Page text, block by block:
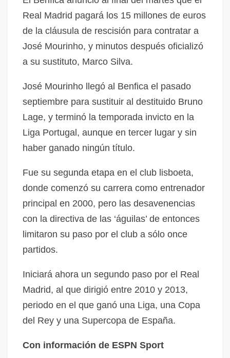
Real Madrid pagará los 15 millones de euros
de la cláusula de rescisión para contratar a
José Mourinho, y minutos después oficializó
a su sustituto, Marco Silva.
José Mourinho llegó al Benfica el pasado
septiembre para sustituir al destituido Bruno
Lage, y terminó la temporada invicto en la
Liga Portugal, aunque en tercer lugar y sin
haber ganado ningún título.
Fue su segunda etapa en el club lisboeta,
donde comenzó su carrera como entrenador
principal en 2000, pero las desavenencias
con la directiva de las ‘águilas’ de entonces
limitaron su paso por el club a sólo once
partidos.
Iniciará ahora un segundo paso por el Real
Madrid, al que dirigió entre 2010 y 2013,
periodo en el que ganó una Liga, una Copa
del Rey y una Supercopa de España.
Con información de ESPN Sport